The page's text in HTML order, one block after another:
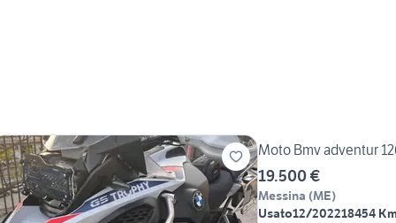
Moto Bmv adventur
19.500 €
Messina (ME)
Usato12/202218454 Km